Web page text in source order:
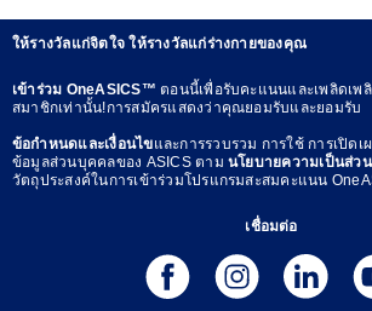
ให้รางวัลแก่จิตใจ ให้รางวัลแก่ร่างกายของคุณ
เข้าร่วม OneASICS™ตอนนี้เพื่อรับคะแนนและเพลิดเพ
สมาชิกเท่านั้น!การสมัครแสดงว่าคุณยอมรับและยอมรับ
ข้อกำหนดและเงื่อนไขและการรวบรวม การใช้ การเปิด
ข้อมูลส่วนบุคคลของ ASICS ตาม นโยบายความเป็นส่ว
วัตถุประสงค์ในการเข้าร่วมโปรแกรมสะสมคะแนน
เชื่อมต่อ